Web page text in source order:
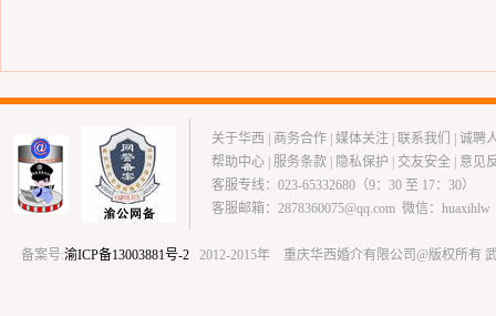
关于华西 商务合作 媒体关注 联系我们
诚聘
帮助中心 服务条款 隐私保护 交友安全
意见
客服专线：023-65332680（9：30 至 17：30）
客服邮箱：2878360075@qq.com 微信：huaxihlw
备案号:渝ICP备13003881号-2 2012-2015年 重庆华西婚介有限公司@版权所有